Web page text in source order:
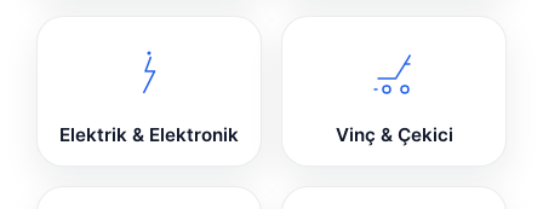
Elektrik & Elektronik Vinç & Çekici